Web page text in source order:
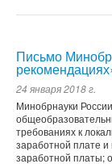
Письмо
24 января 2018 г.
Минобрнауки
требованиях к
заработной плате
заработной платы;